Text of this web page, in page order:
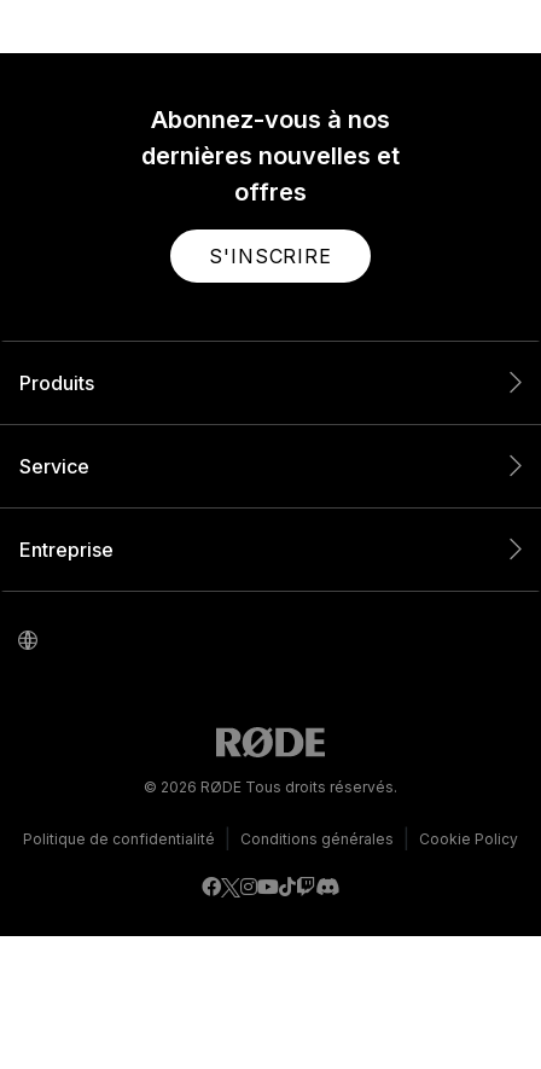
Abonnez-vous à nos
dernières nouvelles et
offres
S'INSCRIRE
Produits
Service
Entreprise
© 2026 RØDE Tous droits réservés.
Politique de confidentialité Conditions générales Cookie Policy